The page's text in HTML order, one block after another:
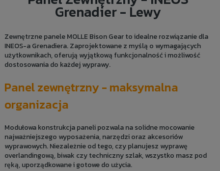
Grenadier - Lewy
Zewnętrzne panele MOLLE Bison Gear to idealne rozwiązanie dla
INEOS-a Grenadiera. Zaprojektowane z myślą o wymagających
użytkownikach, oferują wyjątkową funkcjonalność i możliwość
dostosowania do każdej wyprawy.
Panel zewnętrzny - maksymalna
organizacja
Modułowa konstrukcja paneli pozwala na solidne mocowanie
najważniejszego wyposażenia, narzędzi oraz akcesoriów
wyprawowych. Niezależnie od tego, czy planujesz wyprawę
overlandingową, biwak czy techniczny szlak, wszystko masz pod
ręką, uporządkowane i gotowe do użycia.